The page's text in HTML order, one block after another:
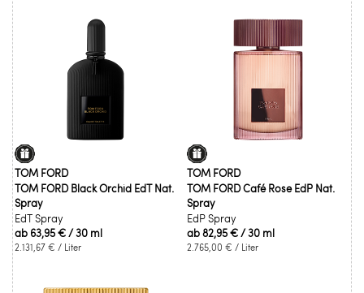
TOM FORD
TOM FORD Black Orchid EdT Nat.
Spray
EdT Spray
ab 63,95 €/ 30 ml
2.131,67 € / Liter
TOM FORD
TOM FORD Café Rose EdP Nat.
Spray
EdP Spray
ab82,95 €/ 30 ml
2.765,00 € / Liter